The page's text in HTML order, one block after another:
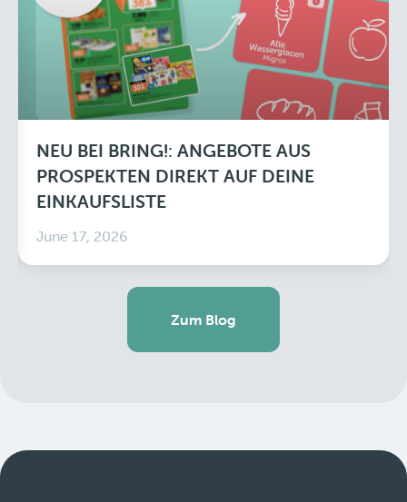
NEU BEI BRING!: ANGEBOTE AUS
PROSPEKTEN DIREKT AUF DEINE
EINKAUFSLISTE
June 17, 2026
Zum Blog